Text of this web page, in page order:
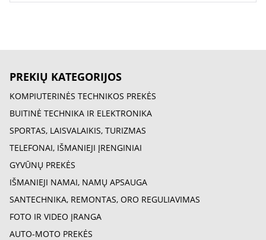
PREKIŲ KATEGORIJOS
KOMPIUTERINĖS TECHNIKOS PREKĖS
BUITINĖ TECHNIKA IR ELEKTRONIKA
SPORTAS, LAISVALAIKIS, TURIZMAS
TELEFONAI, IŠMANIEJI ĮRENGINIAI
GYVŪNŲ PREKĖS
IŠMANIEJI NAMAI, NAMŲ APSAUGA
SANTECHNIKA, REMONTAS, ORO REGULIAVIMAS
FOTO IR VIDEO ĮRANGA
AUTO-MOTO PREKĖS